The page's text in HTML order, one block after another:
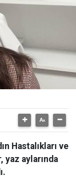
Hastalıkları ve
yaz aylarında